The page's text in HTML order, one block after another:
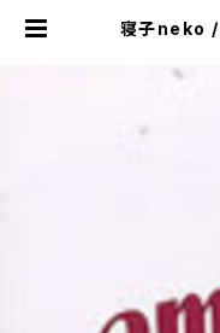
寝子neko